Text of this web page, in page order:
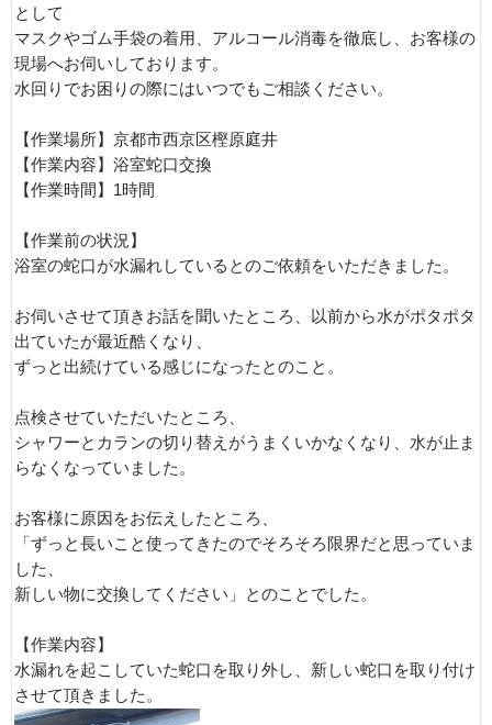
として
マスクやゴム手袋の着用、アルコール消毒を徹底し、お客様の
現場へお伺いしております。
水回りでお困りの際にはいつでもご相談ください。
【作業場所】京都市西京区樫原庭井
【作業内容】浴室蛇口交換
【作業時間】1時間
【作業前の状況】
浴室の蛇口が水漏れしているとのご依頼をいただきました。
お伺いさせて頂きお話を聞いたところ、以前から水がポタポタ
出ていたが最近酷くなり、
ずっと出続けている感じになったとのこと。
点検させていただいたところ、
シャワーとカランの切り替えがうまくいかなくなり、水が止ま
らなくなっていました。
お客様に原因をお伝えしたところ、
「ずっと長いこと使ってきたのでそろそろ限界だと思っていま
した、
新しい物に交換してください」とのことでした。
【作業内容】
水漏れを起こしていた蛇口を取り外し、新しい蛇口を取り付け
させて頂きました。